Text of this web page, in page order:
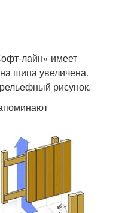
лайн» имеет
шипа увеличена.
рисунок.